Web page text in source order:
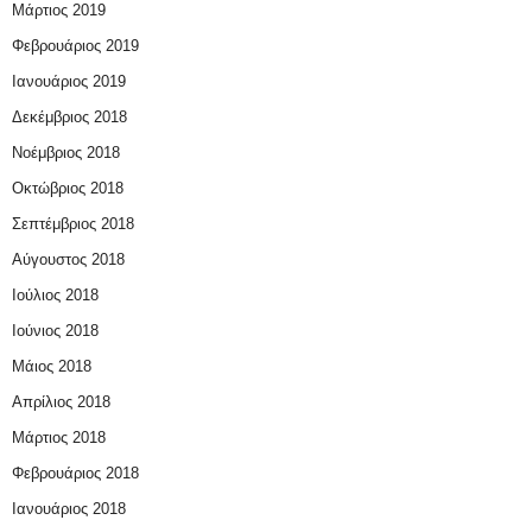
Μάρτιος 2019
Φεβρουάριος 2019
Ιανουάριος 2019
Δεκέμβριος 2018
Νοέμβριος 2018
Οκτώβριος 2018
Σεπτέμβριος 2018
Αύγουστος 2018
Ιούλιος 2018
Ιούνιος 2018
Μάιος 2018
Απρίλιος 2018
Μάρτιος 2018
Φεβρουάριος 2018
Ιανουάριος 2018